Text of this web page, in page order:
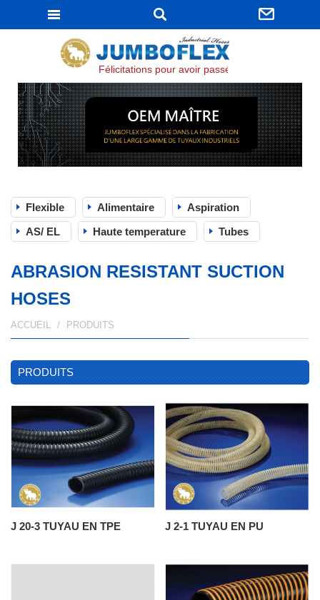
Félicitations pour avoir passé la certification ISO
Flexible Alimentaire
Aspiration
AS/ EL
Haute temperature Tubes
ABRASION RESISTANT SUCTION
HOSES
ACCUEIL PRODUITS
PRODUITS
J 20-3 TUYAU EN TPE J 2-1 TUYAU EN PU